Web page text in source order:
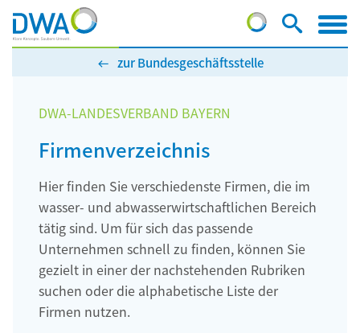
zur Bundesgeschäftsstelle
DWA-LANDESVERBAND BAYERN
Firmenverzeichnis
Hier finden Sie verschiedenste Firmen, die im
wasser- und abwasserwirtschaftlichen Bereich
tätig sind. Um für sich das passende
Unternehmen schnell zu finden, können Sie
gezielt in einer der nachstehenden Rubriken
suchen oder die alphabetische Liste der
Firmen nutzen.